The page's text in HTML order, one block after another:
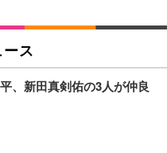
チェア／デスクチェア メッシ
ない ブラック
デスクチェア 疲れない テレ
クレスト 30度ロッキング機
ポート 90度跳ね上げ式アーム
ミアムモニター | FlexScan
グモニター DualSense 充電
）
ットシーツ 厚型 ワイド 42枚
収面:ライトブルー)
・オムツ L 中型犬用 26枚入
ス
、新田真剣佑の3人が仲良